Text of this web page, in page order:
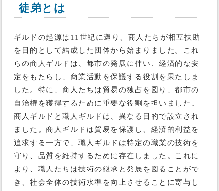
徒弟とは
ギルドの起源は11世紀に遡り、商人たちが相互扶助
を目的として結成した団体から始まりました。これ
らの商人ギルドは、都市の発展に伴い、経済的な安
定をもたらし、商業活動を保護する役割を果たしま
した。特に、商人たちは貿易の独占を図り、都市の
自治権を獲得するために重要な役割を担いました。
商人ギルドと職人ギルドは、異なる目的で設立され
ました。商人ギルドは貿易を保護し、経済的利益を
追求する一方で、職人ギルドは特定の職業の技術を
守り、品質を維持するために存在しました。これに
より、職人たちは技術の継承と発展を図ることがで
き、社会全体の技術水準を向上させることに寄与し